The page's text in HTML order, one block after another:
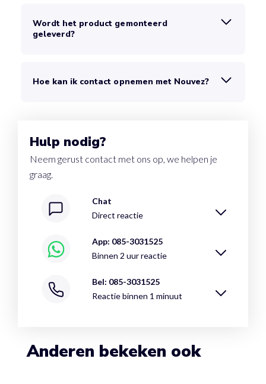
Wordt het product gemonteerd
geleverd?
Hoe kan ik contact opnemen met Nouvez?
Hulp nodig?
Neem gerust contact met ons op, we helpen je
graag.
Chat
Direct reactie
App: 085-3031525
Binnen 2 uur reactie
Bel: 085-3031525
Reactie binnen 1 minuut
Anderen bekeken ook